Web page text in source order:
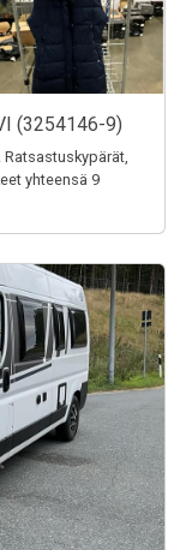
(3254146-9)
Ratsastuskypärät,
yhteensä 9